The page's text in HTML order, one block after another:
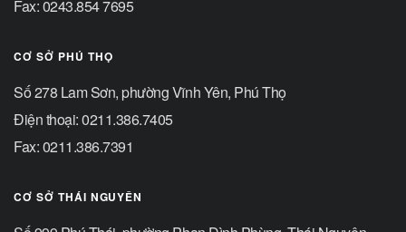
Fax: 0243.854 7695
CƠ SỞ PHÚ THỌ
Số 278 Lam Sơn, phường Vĩnh Yên, Phú Thọ
Điện thoại: 0211.386.7405
Fax: 0211.386.7391
CƠ SỞ THÁI NGUYÊN